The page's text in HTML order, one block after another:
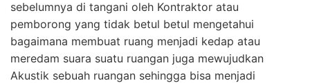
sebelumnya di tangani oleh Kontraktor atau
pemborong yang tidak betul betul mengetahui
bagaimana membuat ruang menjadi kedap atau
meredam suara suatu ruangan juga mewujudkan
Akustik sebuah ruangan sehingga bisa menjadi